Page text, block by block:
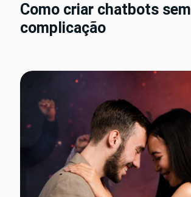
Como criar chatbots sem
complicação